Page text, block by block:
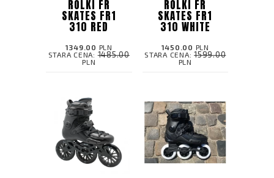
ROLKI FR
SKATES FR1
310 RED
1349.00 PLN
STARA CENA:1485.00
PLN
ROLKI FR
SKATES FR1
310 WHITE
1450.00 PLN
STARA CENA:1599.00
PLN